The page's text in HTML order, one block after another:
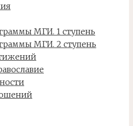
МГИ. 1 ступень
МГИ. 2 ступень